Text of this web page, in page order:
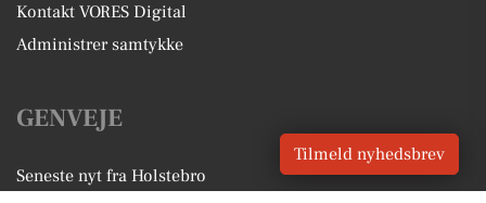
Kontakt VORES Digital
Administrer samtykke
GENVEJE
Seneste nyt fra Holstebro
Tilmeld nyhedsbrev